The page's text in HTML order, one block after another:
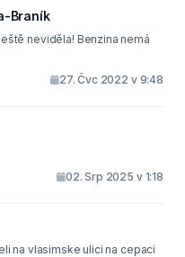
Braník
neviděla! Benzina nemá
27. Čvc 2022 v 9:48
02. Srp 2025 v 1:18
na vlasimske ulici na cepaci